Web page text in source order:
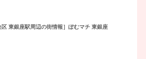
区 東銀座駅周辺の街情報］ぽむマチ 東銀座